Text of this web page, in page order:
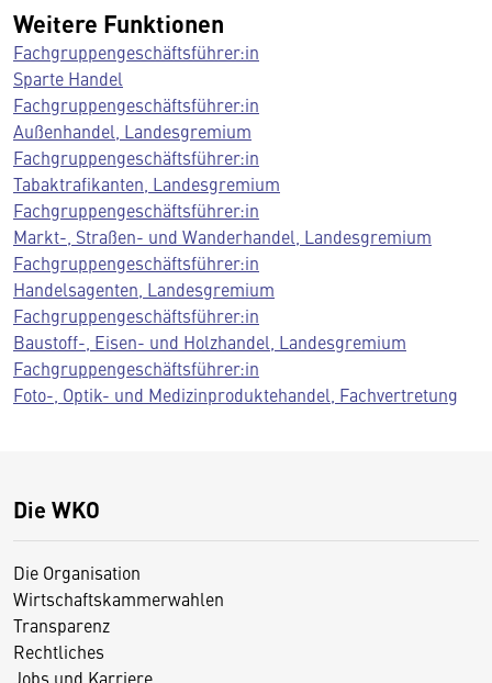
Weitere Funktionen
Fachgruppengeschäftsführer:in
Sparte Handel
Fachgruppengeschäftsführer:in
Außenhandel, Landesgremium
Fachgruppengeschäftsführer:in
Tabaktrafikanten, Landesgremium
Fachgruppengeschäftsführer:in
Markt-, Straßen- und Wanderhandel, Landesgremium
Fachgruppengeschäftsführer:in
Handelsagenten, Landesgremium
Fachgruppengeschäftsführer:in
Baustoff-, Eisen- und Holzhandel, Landesgremium
Fachgruppengeschäftsführer:in
Foto-, Optik- und Medizinproduktehandel, Fachvertretung
Die WKO
Die Organisation
Wirtschaftskammerwahlen
Transparenz
Rechtliches
Jobs und Karriere